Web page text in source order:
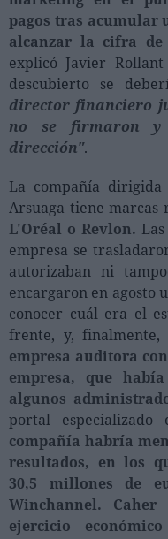
Perfumería
Salud
Moda
Lujo
Eventos
Ferias sectoriales
Formaciones destacadas
Opinión
Revista
pagos tras acumular
alcanzar la cifra de
explicó Javier
descubierto se
director financiero
no se firmaron
dirección".
La compañía
Arsuaga tiene marcas
L'Oréal o Revlon.
empresa se
autorizaban ni
encargaron en agosto
conocer cuál era el
frente, y, finalmente,
empresa auditora
empresa, que
algunos
portal especializado
compañía habría
resultados, en los
30,5 millones de
Winchannel.
ejercicio